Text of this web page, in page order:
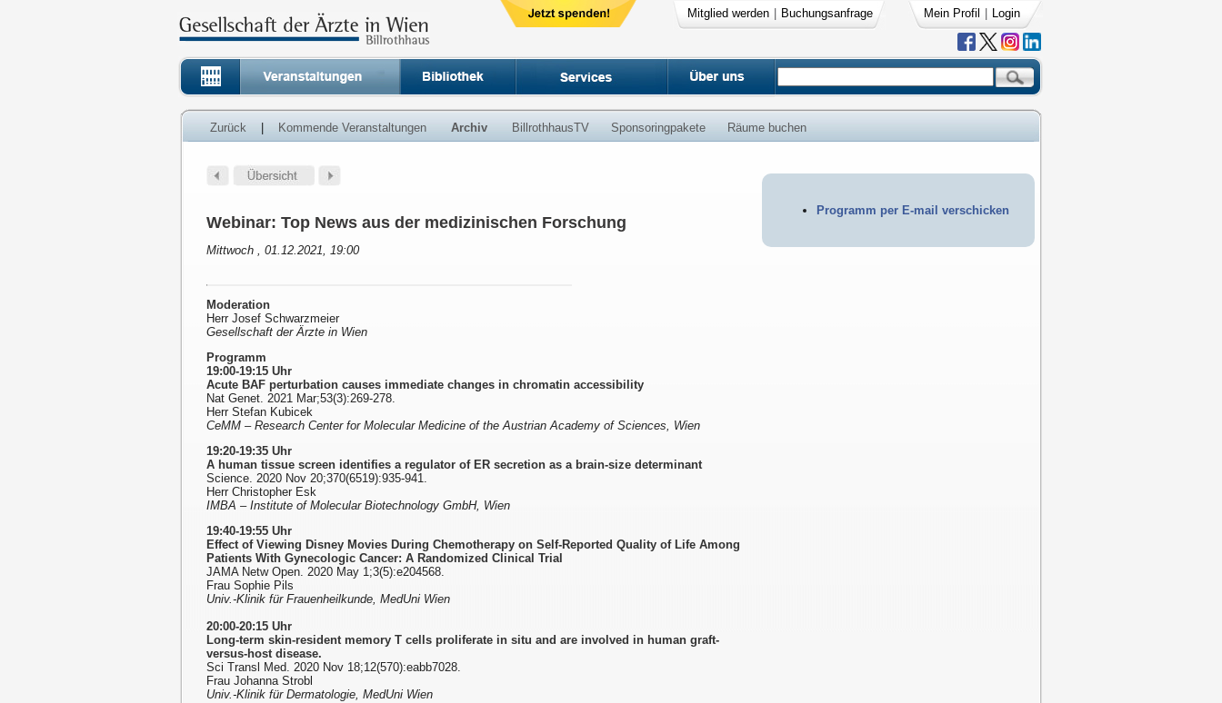
Mitglied werden Buchungsanfrage Mein Profil Login
Zurück Kommende Veranstaltungen Archiv BillrothhausTV Sponsoringpakete Räume buchen
Programm per E-mail verschicken
Webinar: Top News aus der medizinischen Forschung
Mittwoch , 01.12.2021, 19:00
Moderation
Herr Josef Schwarzmeier
Gesellschaft der Ärzte in Wien
Programm
19:00-19:15 Uhr
Acute BAF perturbation causes immediate changes in chromatin accessibility
Nat Genet. 2021 Mar;53(3):269-278.
Herr Stefan Kubicek
CeMM – Research Center for Molecular Medicine of the Austrian Academy of Sciences, Wien
19:20-19:35 Uhr
A human tissue screen identifies a regulator of ER secretion as a brain-size determinant
Science. 2020 Nov 20;370(6519):935-941.
Herr Christopher Esk
IMBA – Institute of Molecular Biotechnology GmbH, Wien
19:40-19:55 Uhr
Effect of Viewing Disney Movies During Chemotherapy on Self-Reported Quality of Life Among
Patients With Gynecologic Cancer: A Randomized Clinical Trial
JAMA Netw Open. 2020 May 1;3(5):e204568.
Frau Sophie Pils
Univ.-Klinik für Frauenheilkunde, MedUni Wien
20:00-20:15 Uhr
Long-term skin-resident memory T cells proliferate in situ and are involved in human graft-
versus-host disease.
Sci Transl Med. 2020 Nov 18;12(570):eabb7028.
Frau Johanna Strobl
Univ.-Klinik für Dermatologie, MedUni Wien